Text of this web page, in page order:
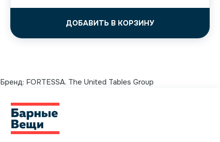
ДОБАВИТЬ В КОРЗИНУ
Бренд: FORTESSA. The United Tables Group